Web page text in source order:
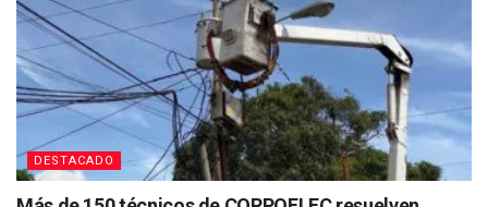
DESTACADO